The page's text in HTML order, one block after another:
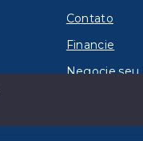
Contato
Financie
Negocie